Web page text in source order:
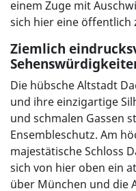
einem Zuge mit
sich hier eine öffentlich
Ziemlich
Die hübsche Altstadt
und ihre einzigartige
und schmalen Gassen
Ensembleschutz. Am
majestätische Schloss
sich von hier oben ein
über München und die